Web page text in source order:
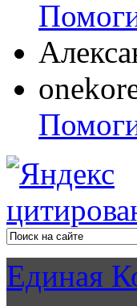
Единая